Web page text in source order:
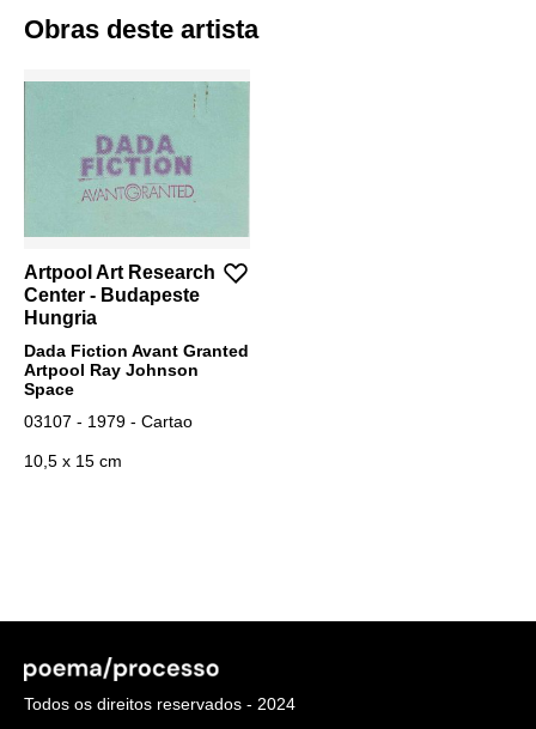
Obras deste artista
Artpool Art Research
Center - Budapeste
Hungria
Dada Fiction Avant Granted
Artpool Ray Johnson
Space
03107 - 1979 - Cartao
10,5 x 15 cm
Todos os direitos reservados - 2024